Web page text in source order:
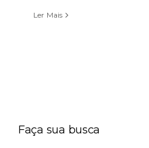
Ler Mais
Faça sua busca